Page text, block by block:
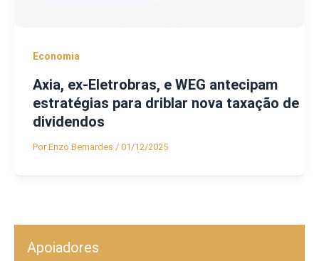
Economia
Axia, ex-Eletrobras, e WEG antecipam
estratégias para driblar nova taxação de
dividendos
PorEnzo Bernardes / 01/12/2025
Apoiadores